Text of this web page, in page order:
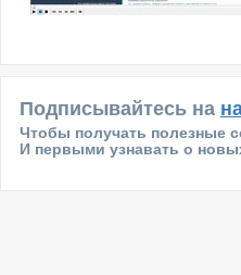
Подписывайтесь на
Чтобы получать полезные
И первыми узнавать о